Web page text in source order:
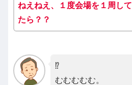
ねえねえ、１度会場を１周して
たら ？？
⁉️
むむむむむ。